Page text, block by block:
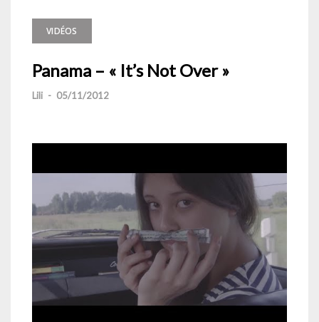
VIDÉOS
Panama – « It’s Not Over »
Lili - 05/11/2012